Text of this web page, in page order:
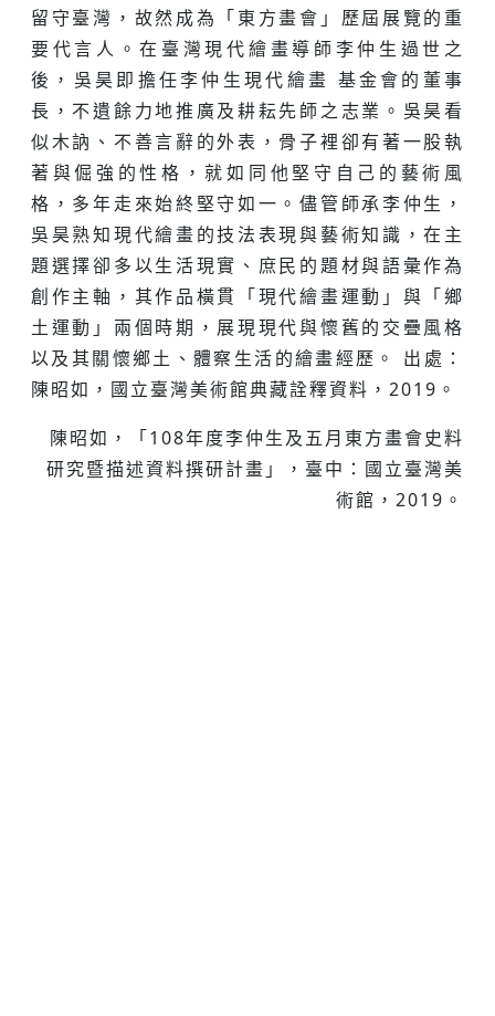
留守臺灣，故然成為「東方畫會」歷屆展覽的重
要代言人。在臺灣現代繪畫導師李仲生過世之
後，吳昊即擔任李仲生現代繪畫 基金會的董事
長，不遺餘力地推廣及耕耘先師之志業。吳昊看
似木訥、不善言辭的外表，骨子裡卻有著一股執
著與倔強的性格，就如同他堅守自己的藝術風
格，多年走來始終堅守如一。儘管師承李仲生，
吳昊熟知現代繪畫的技法表現與藝術知識，在主
題選擇卻多以生活現實、庶民的題材與語彙作為
創作主軸，其作品橫貫「現代繪畫運動」與「鄉
土運動」兩個時期，展現現代與懷舊的交疊風格
以及其關懷鄉土、體察生活的繪畫經歷。 出處：
陳昭如，國立臺灣美術館典藏詮釋資料，2019。
陳昭如，「108年度李仲生及五月東方畫會史料
研究暨描述資料撰研計畫」，臺中：國立臺灣美
術館，2019。